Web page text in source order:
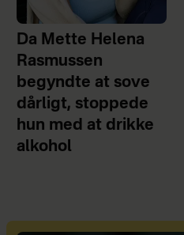
Da Mette Helena
Rasmussen
begyndte at sove
dårligt, stoppede
hun med at drikke
alkohol